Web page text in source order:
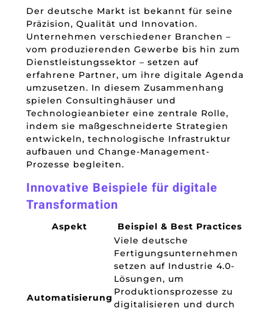
Der deutsche Markt ist bekannt für seine
Präzision, Qualität und Innovation.
Unternehmen verschiedener Branchen –
vom produzierenden Gewerbe bis hin zum
Dienstleistungssektor – setzen auf
erfahrene Partner, um ihre digitale Agenda
umzusetzen. In diesem Zusammenhang
spielen Consultinghäuser und
Technologieanbieter eine zentrale Rolle,
indem sie maßgeschneiderte Strategien
entwickeln, technologische Infrastruktur
aufbauen und Change-Management-
Prozesse begleiten.
Innovative Beispiele für digitale
Transformation
Aspekt Beispiel & Best Practices
Automatisierung
Viele deutsche
Fertigungsunternehmen
setzen auf Industrie 4.0-
Lösungen, um
Produktionsprozesse zu
digitalisieren und durch